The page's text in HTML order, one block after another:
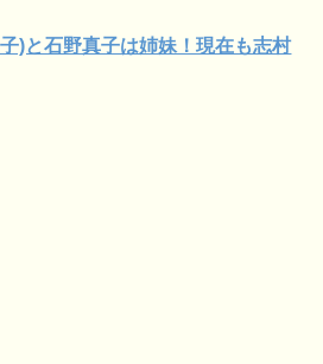
)と石野真子は姉妹！現在も志村